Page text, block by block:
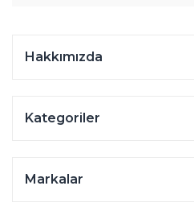
Hakkımızda
Kategoriler
Markalar